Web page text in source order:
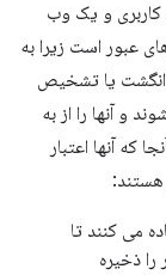
و یک وب
عبور است زیرا به
انگشت یا تشخیص
و آنها را از به
که آنها اعتبار
هستند:
می کنند تا
را ذخیره